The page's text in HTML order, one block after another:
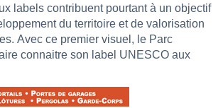
labels contribuent pourtant à un objectif
du territoire et de valorisation
Avec ce premier visuel, le Parc
connaitre son label UNESCO aux